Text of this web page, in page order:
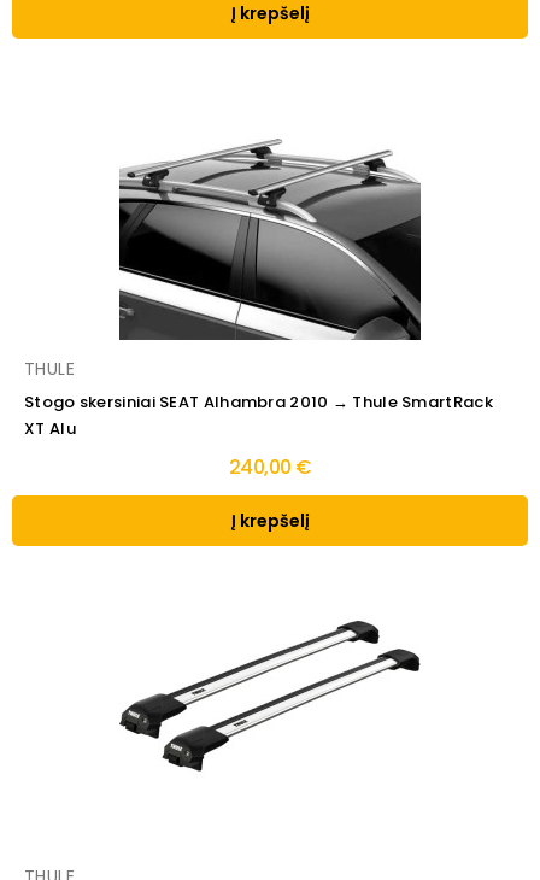
Į krepšelį
THULE
Stogo skersiniai SEAT Alhambra 2010 → Thule SmartRack
XT Alu
240,00 €
Į krepšelį